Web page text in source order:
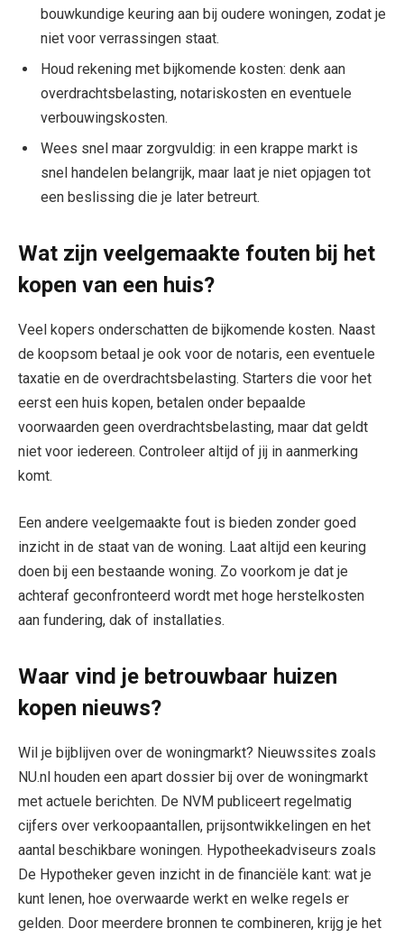
bouwkundige keuring aan bij oudere woningen, zodat je
niet voor verrassingen staat.
Houd rekening met bijkomende kosten: denk aan
overdrachtsbelasting, notariskosten en eventuele
verbouwingskosten.
Wees snel maar zorgvuldig: in een krappe markt is
snel handelen belangrijk, maar laat je niet opjagen tot
een beslissing die je later betreurt.
Wat zijn veelgemaakte fouten bij het
kopen van een huis?
Veel kopers onderschatten de bijkomende kosten. Naast
de koopsom betaal je ook voor de notaris, een eventuele
taxatie en de overdrachtsbelasting. Starters die voor het
eerst een huis kopen, betalen onder bepaalde
voorwaarden geen overdrachtsbelasting, maar dat geldt
niet voor iedereen. Controleer altijd of jij in aanmerking
komt.
Een andere veelgemaakte fout is bieden zonder goed
inzicht in de staat van de woning. Laat altijd een keuring
doen bij een bestaande woning. Zo voorkom je dat je
achteraf geconfronteerd wordt met hoge herstelkosten
aan fundering, dak of installaties.
Waar vind je betrouwbaar huizen
kopen nieuws?
Wil je bijblijven over de woningmarkt? Nieuwssites zoals
NU.nl houden een apart dossier bij over de woningmarkt
met actuele berichten. De NVM publiceert regelmatig
cijfers over verkoopaantallen, prijsontwikkelingen en het
aantal beschikbare woningen. Hypotheekadviseurs zoals
De Hypotheker geven inzicht in de financiële kant: wat je
kunt lenen, hoe overwaarde werkt en welke regels er
gelden. Door meerdere bronnen te combineren, krijg je het